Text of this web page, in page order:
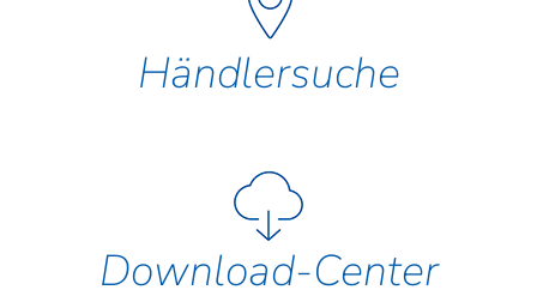
Händlersuche
Download-Center